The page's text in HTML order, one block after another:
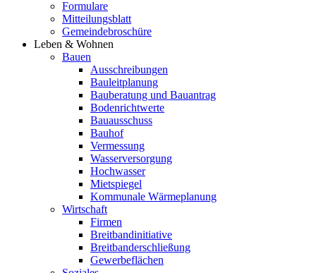
Formulare
Mitteilungsblatt
Gemeindebroschüre
Leben & Wohnen
Bauen
Ausschreibungen
Bauleitplanung
Bauberatung und Bauantrag
Bodenrichtwerte
Bauausschuss
Bauhof
Vermessung
Wasserversorgung
Hochwasser
Mietspiegel
Kommunale Wärmeplanung
Wirtschaft
Firmen
Breitbandinitiative
Breitbanderschließung
Gewerbeflächen